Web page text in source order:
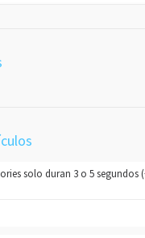
solo duran 3 o 5 segundos